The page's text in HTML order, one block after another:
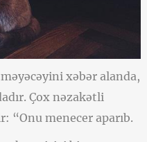
xəbər alanda,
Çox nəzakətli
“Onu menecer aparıb.